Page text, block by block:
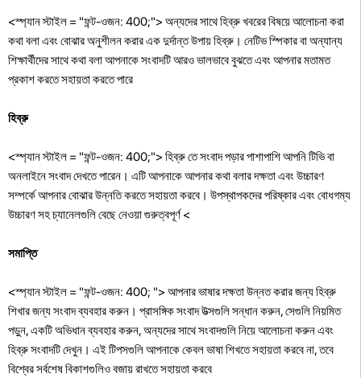
<স্প্যান স্টাইল = "ফন্ট-ওজন: 400;"> অন্যদের সাথে হিব্রু খবরের বিষয়ে আলোচনা করা
কথা বলা এবং বোঝার অনুশীলন করার এক দুর্দান্ত উপায় হিব্রু। নেটিভ স্পিকার বা অন্যান্য
শিক্ষার্থীদের সাথে কথা বলা আপনাকে সংবাদটি আরও ভালভাবে বুঝতে এবং আপনার মতামত
প্রকাশ করতে সহায়তা করতে পারে
হিব্রু
<স্প্যান স্টাইল = "ফন্ট-ওজন: 400;"> হিব্রু তে সংবাদ পড়ার পাশাপাশি আপনি টিভি বা
অনলাইনে সংবাদ দেখতে পারেন। এটি আপনাকে আপনার কথা বলার দক্ষতা এবং উচ্চারণ
সম্পর্কে আপনার বোঝার উন্নতি করতে সহায়তা করবে। উপস্থাপকদের পরিষ্কার এবং বোধগম্য
উচ্চারণ সহ চ্যানেলগুলি বেছে নেওয়া গুরুত্বপূর্ণ <
সমাপ্তি
<স্প্যান স্টাইল = "ফন্ট-ওজন: 400; "> আপনার ভাষার দক্ষতা উন্নত করার জন্য হিব্রু
শিখার জন্য সংবাদ ব্যবহার করুন। প্রাসঙ্গিক সংবাদ উত্সগুলি সন্ধান করুন, সেগুলি নিয়মিত
পড়ুন, একটি অভিধান ব্যবহার করুন, অন্যদের সাথে সংবাদগুলি নিয়ে আলোচনা করুন এবং
হিব্রু সংবাদটি দেখুন। এই টিপসগুলি আপনাকে কেবল ভাষা শিখতে সহায়তা করবে না, তবে
বিশ্বের সর্বশেষ বিকাশগুলিও বজায় রাখতে সহায়তা করবে